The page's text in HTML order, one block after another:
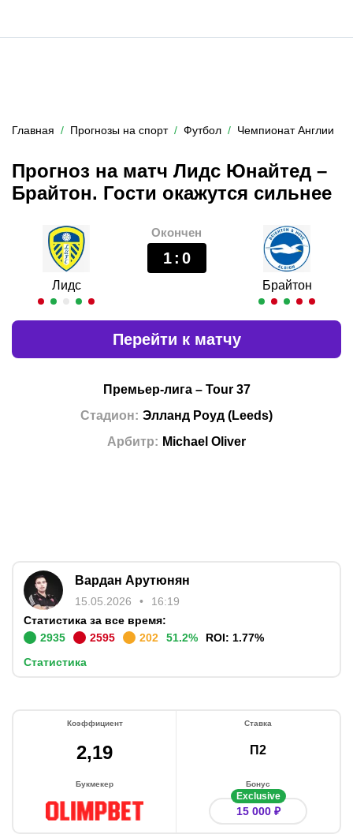
Главная Прогнозы на спорт Футбол Чемпионат Англии
Прогноз на матч Лидс Юнайтед –
Брайтон. Гости окажутся сильнее
Лидс
Окончен
1 : 0
Брайтон
Перейти к матчу
Премьер-лига– Tour 37
Стадион: Элланд Роуд (Leeds)
Арбитр: Michael Oliver
Вардан Арутюнян
15.05.2026
16:19
Статистика за все время:
2935
2595 202 51.2% ROI: 1.77%
Статистика
Коэффициент
2,19
Ставка
П2
Букмекер Бонус
Exclusive
15 000 ₽